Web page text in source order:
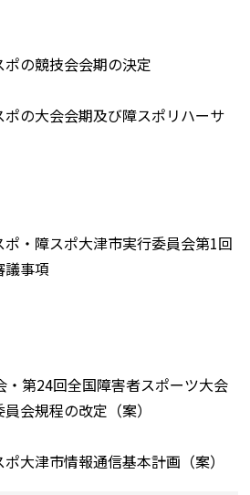
の競技会会期の決定
の大会会期及び障スポリハーサ
・障スポ大津市実行委員会第1回
議事項
第24回全国障害者スポーツ大会
会規程の改定（案）
大津市情報通信基本計画（案）